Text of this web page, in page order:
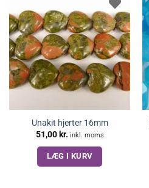
Unakit hjerter 16mm
51,00 kr. inkl. moms
LÆG I KURV